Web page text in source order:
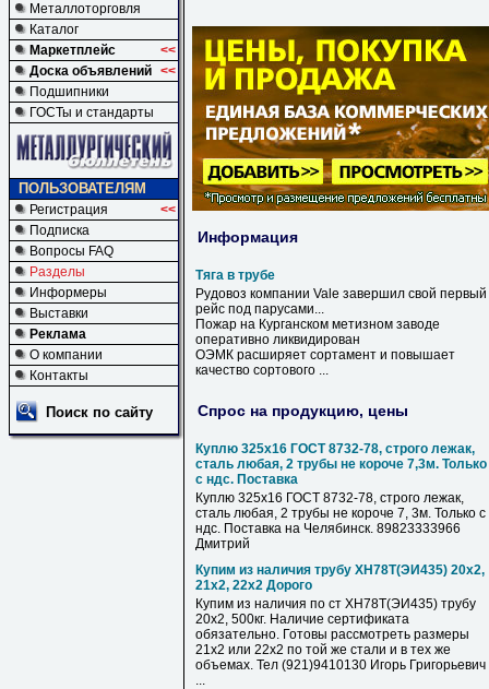
Металлоторговля
Каталог
Маркетплейс
<<
Доска объявлений <<
Подшипники
ГОСТы и стандарты
ПОЛЬЗОВАТЕЛЯМ
Регистрация
<<
Подписка
Вопросы FAQ
Разделы
Информеры
Выставки
Реклама
О компании
Контакты
Поиск по сайту
Информация
Тяга в трубе
Рудовоз компании Vale завершил свой первый
рейс под парусами...
Пожар на Курганском метизном заводе
оперативно ликвидирован
ОЭМК расширяет сортамент и повышает
качество сортового ...
Спрос на продукцию, цены
Куплю 325х16 ГОСТ 8732-78, строго лежак,
сталь любая, 2 трубы не короче 7,3м. Только
с ндс. Поставка
Куплю 325х16 ГОСТ 8732-78, строго лежак,
сталь любая, 2 трубы не короче 7, 3м. Только с
ндс. Поставка на Челябинск. 89823333966
Дмитрий
Купим из наличия трубу ХН78Т(ЭИ435) 20х2,
21х2, 22х2 Дорого
Купим из наличия по ст ХН78Т(ЭИ435) трубу
20х2, 500кг. Наличие сертификата
обязательно. Готовы рассмотреть размеры
21х2 или 22х2 по той же стали и в тех же
объемах. Тел (921)9410130 Игорь Григорьевич
...